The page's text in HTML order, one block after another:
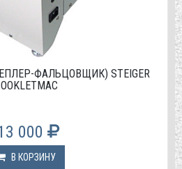
ФАЛЬЦОВЩИК) STEIGER
000
В КОРЗИНУ